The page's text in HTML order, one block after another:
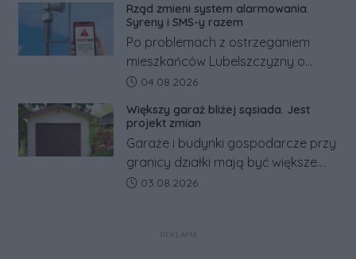
Co się dzieje?
Rząd zmieni system alarmowania.
Syreny i SMS-y razem
Po problemach z ostrzeganiem
mieszkańców Lubelszczyzny o
rosyjskim zagrożeniu rząd
alarmowych, alertów RCB i aplikacji
w jeden system.
Data dodania artykułu:
04.08.2026
Większy garaż bliżej sąsiada. Jest
projekt zmian
Garaże i budynki gospodarcze przy
granicy działki mają być większe.
Projekt zaostrza też zasady
Data dodania artykułu:
03.08.2026
REKLAMA